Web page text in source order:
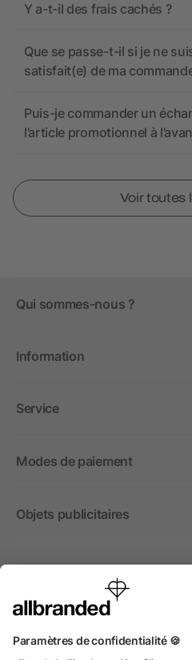
Y a-t-il des frais cachés ?
Que se passe-t-il si je ne
satisfait(e) de ma
Puis-je commander un
l’article promotionnel à
Voir toutes
Qui sommes-nous ?
Information
Service
Modes de paiement
Objets publicitaires